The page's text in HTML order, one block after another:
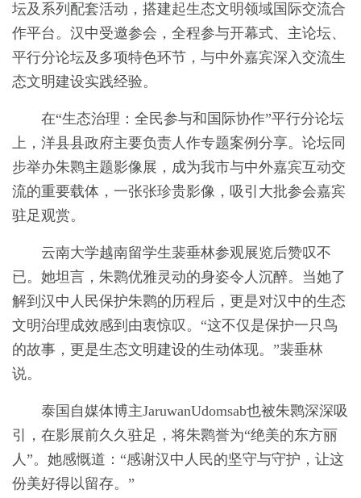
坛及系列配套活动，搭建起生态文明领域国际交流合
作平台。汉中受邀参会，全程参与开幕式、主论坛、
平行分论坛及多项特色环节，与中外嘉宾深入交流生
态文明建设实践经验。
在“生态治理：全民参与和国际协作”平行分论坛
上，洋县县政府主要负责人作专题案例分享。论坛同
步举办朱鹮主题影像展，成为我市与中外嘉宾互动交
流的重要载体，一张张珍贵影像，吸引大批参会嘉宾
驻足观赏。
云南大学越南留学生裴垂林参观展览后赞叹不
已。她坦言，朱鹮优雅灵动的身姿令人沉醉。当她了
解到汉中人民保护朱鹮的历程后，更是对汉中的生态
文明治理成效感到由衷惊叹。“这不仅是保护一只鸟
的故事，更是生态文明建设的生动体现。”裴垂林
说。
泰国自媒体博主JaruwanUdomsab也被朱鹮深深吸
引，在影展前久久驻足，将朱鹮誉为“绝美的东方丽
人”。她感慨道：“感谢汉中人民的坚守与守护，让这
份美好得以留存。”